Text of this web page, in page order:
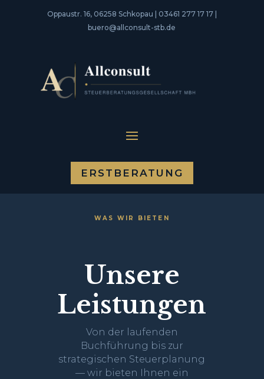
Oppaustr. 16, 06258 Schkopau | 03461 277 17 17 |
buero@allconsult-stb.de
ERSTBERATUNG
WAS WIR BIETEN
Unsere
Leistungen
Von der laufenden
Buchführung bis zur
strategischen Steuerplanung
— wir bieten Ihnen ein